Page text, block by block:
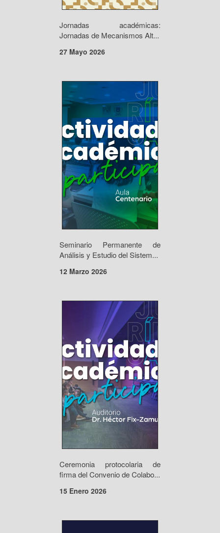
Jornadas académicas:
Jornadas de Mecanismos Alt...
27 Mayo 2026
Seminario Permanente de
Análisis y Estudio del Sistem...
12 Marzo 2026
Ceremonia protocolaria de
firma del Convenio de Colabo...
15 Enero 2026